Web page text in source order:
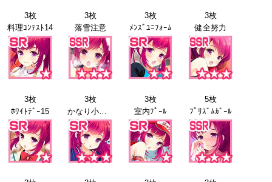
3枚
料理ｺﾝﾃｽﾄ14
3枚
落雪注意
3枚
ﾒﾝｽﾞﾕﾆﾌｫｰﾑ
3枚
健全努力
3枚
ﾎﾜｲﾄﾃﾞｰ15
3枚
かなり小さい！
3枚
室内ﾌﾟｰﾙ
5枚
ﾌﾟﾘｽﾞﾑｶﾞｰﾙ